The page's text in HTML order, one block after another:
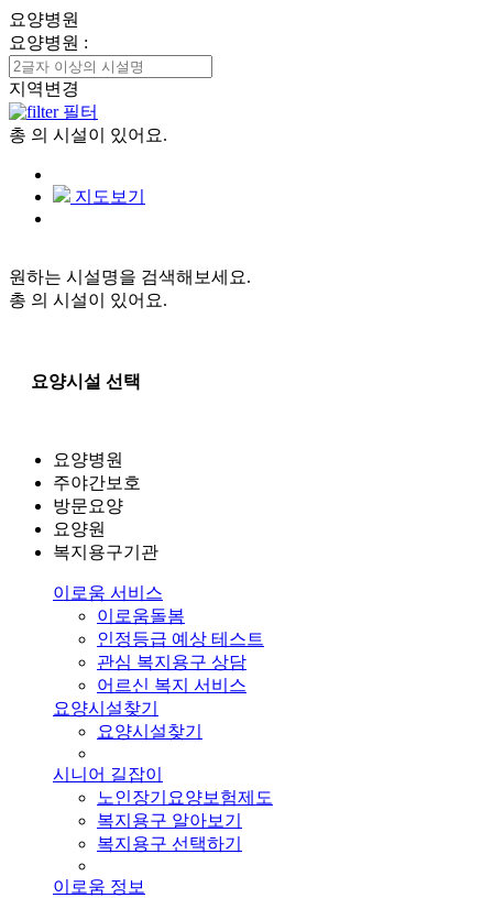
요양병원
요양병원 :
지역변경
필터
총 의 시설이 있어요.
지도보기
원하는 시설명을 검색해보세요.
총 의 시설이 있어요.
요양시설 선택
요양병원
주야간보호
방문요양
요양원
복지용구기관
이로움 서비스
이로움돌봄
인정등급 예상 테스트
관심 복지용구 상담
어르신 복지 서비스
요양시설찾기
요양시설찾기
시니어 길잡이
노인장기요양보험제도
복지용구 알아보기
복지용구 선택하기
이로움 정보